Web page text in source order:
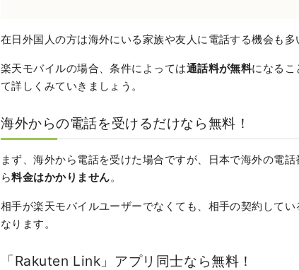
在日外国人の方は海外にいる家族や友人に電話する機会も多
楽天モバイルの場合、条件によっては通話料が無料になるこ
て詳しくみていきましょう。
海外からの電話を受けるだけなら無料！
まず、海外から電話を受けた場合ですが、日本で海外の電
ら料金はかかりません。
相手が楽天モバイルユーザーでなくても、相手の契約して
なります。
「Rakuten Link」アプリ同士なら無料！